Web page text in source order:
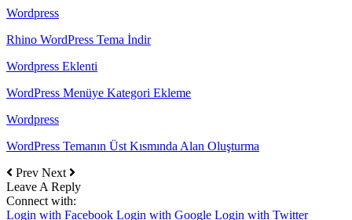
Wordpress
Rhino WordPress Tema İndir
Wordpress Eklenti
WordPress Menüye Kategori Ekleme
Wordpress
WordPress Temanın Üst Kısmında Alan Oluşturma
Prev Next
Leave A Reply
Connect with:
Login with Facebook Login with Google Login with Twitter